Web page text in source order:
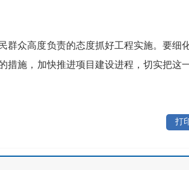
众高度负责的态度抓好工程实施。要细
措施，加快推进项目建设进程，切实把这
打